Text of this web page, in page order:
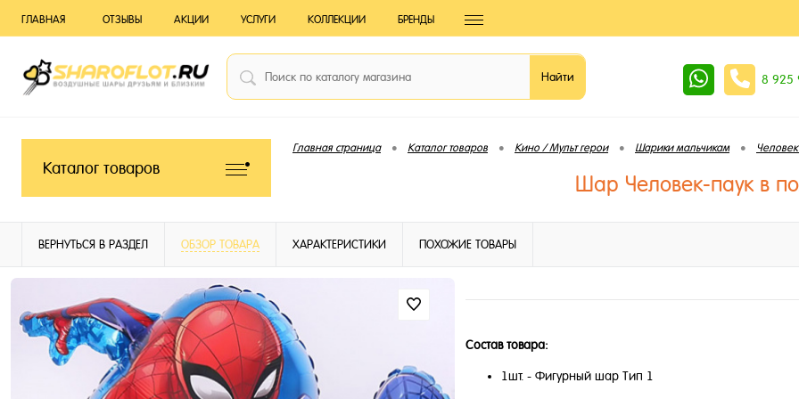
ГЛАВНАЯ ОТЗЫВЫ АКЦИИ УСЛУГИ КОЛЛЕКЦИИ БРЕНДЫ
8 925
Каталог товаров
Главная страница • Каталог товаров • Кино / Мульт герои • Шарики мальчикам •
Шар Человек-паук в
ВЕРНУТЬСЯ В РАЗДЕЛ ОБЗОР ТОВАРА ХАРАКТЕРИСТИКИ ПОХОЖИЕ ТОВАРЫ
Состав товара:
1шт. - Фигурный шар Тип 1